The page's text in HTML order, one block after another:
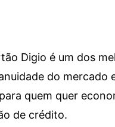
Digio é um dos
do mercado
quem quer
de crédito.